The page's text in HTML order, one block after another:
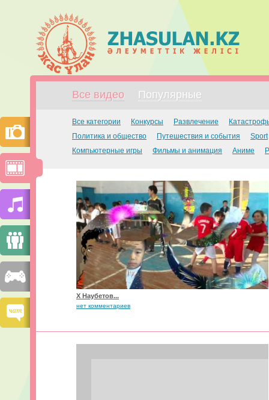
Все видео Популярные
Все категории Конкурсы Развлечение
Политика и общество
Путешествия и события
Sport
Компьютерные игры
Фильмы и анимация Аниме
Х Наубетов...
нет комментариев